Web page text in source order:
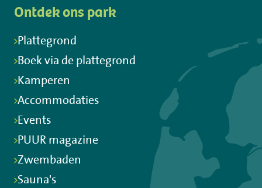
Ontdek ons park
Plattegrond
Boek via de plattegrond
Kamperen
Accommodaties
Events
PUUR magazine
Zwembaden
Sauna's